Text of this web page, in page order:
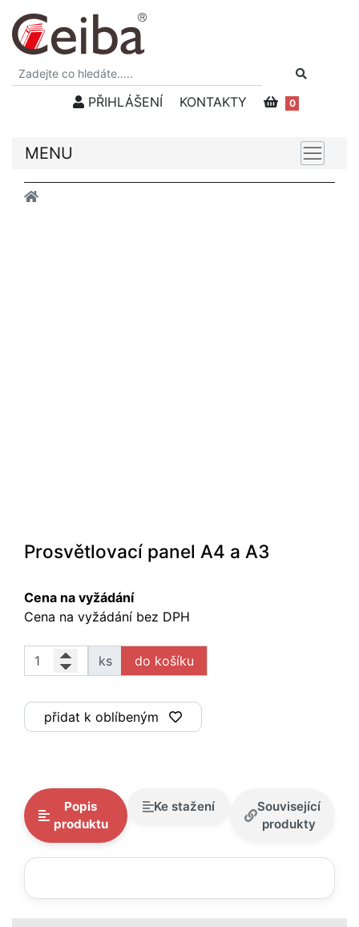
PŘIHLÁŠENÍ KONTAKTY 0
MENU
Prosvětlovací panel A4 a A3
Cena na vyžádání
Cena na vyžádání bez DPH
ks
přidat k oblíbeným
Popis
produktu
Ke stažení
Související
produkty